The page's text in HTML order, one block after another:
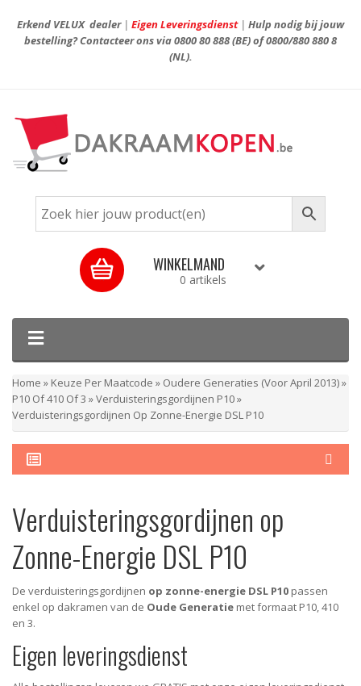
Erkend VELUX dealer| Eigen Leveringsdienst| Hulp nodig bij jouw
bestelling? Contacteer ons via0800 80 888(BE) of0800/880 880 8
(NL).
WINKELMAND
0 artikels
Home » Keuze Per Maatcode » Oudere Generaties (voor April 2013)»
P10 Of 410 Of 3 »Verduisteringsgordijnen P10»
Verduisteringsgordijnen Op Zonne-Energie DSL P10
Verduisteringsgordijnen op
Zonne-Energie DSL P10
De verduisteringsgordijnen op zonne-energie DSL P10 passen
enkel op dakramen van de Oude Generatie met formaat P10, 410
en 3.
Eigen leveringsdienst